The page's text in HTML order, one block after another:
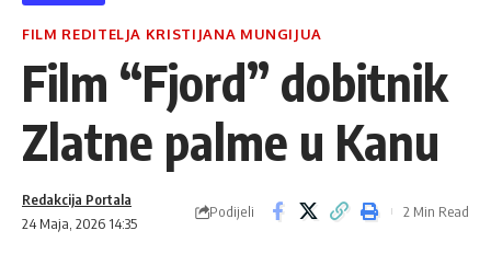
FILM REDITELJA KRISTIJANA MUNGIJUA
Film “Fjord” dobitnik
Zlatne palme u Kanu
24 Maja, 2026 14:35
Redakcija Portala
Podijeli 2 Min Read